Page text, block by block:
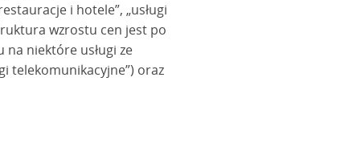
i hotele”, „usługi
wzrostu cen jest po
na niektóre usługi ze
telekomunikacyjne”) oraz